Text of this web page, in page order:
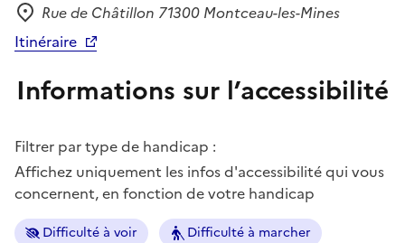
Adresse
Rue de Châtillon 71300 Montceau-les-Mines
Itinéraire
Informations sur l’accessibilité
Filtrer par type de handicap :
Affichez uniquement les infos d'accessibilité qui vous
concernent, en fonction de votre handicap
Difficulté à voir Difficulté à marcher